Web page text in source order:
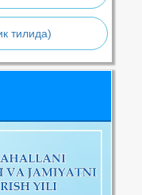
тилида)